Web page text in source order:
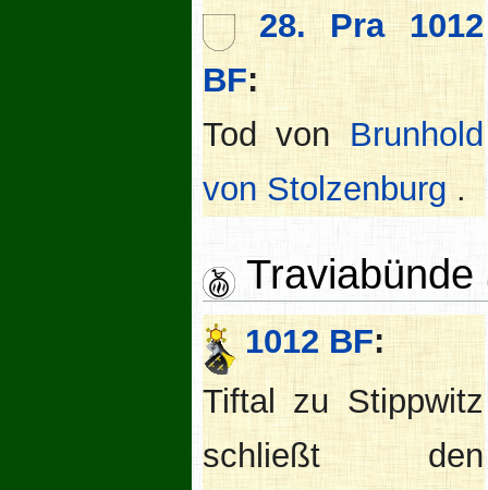
28. Pra 1012
BF:
Tod vonBrunhold
von Stolzenburg.
Traviabünde
1012 BF:
Tiftal zu Stippwitz
schließt den